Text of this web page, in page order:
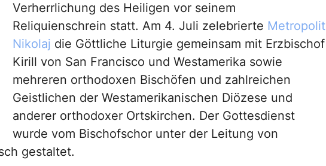
Verherrlichung des Heiligen vor seinem
Reliquienschrein statt. Am 4. Juli zelebrierte Metropolit
Nikolaj die Göttliche Liturgie gemeinsam mit Erzbischof
Kirill von San Francisco und Westamerika sowie
mehreren orthodoxen Bischöfen und zahlreichen
Geistlichen der Westamerikanischen Diözese und
anderer orthodoxer Ortskirchen. Der Gottesdienst
wurde vom Bischofschor unter der Leitung von
gestaltet.